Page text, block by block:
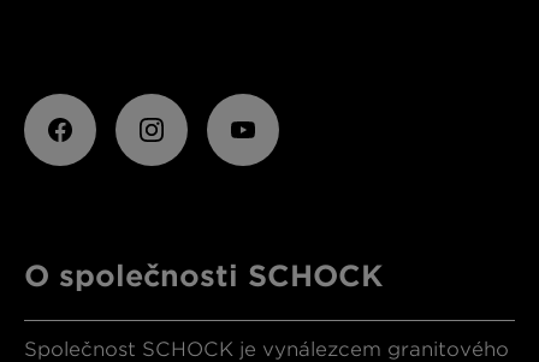
O společnosti SCHOCK
Společnost SCHOCK je vynálezcem granitového